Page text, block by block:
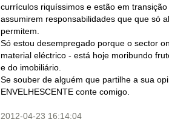
currículos riquíssimos e estão em
assumirem responsabilidades que que só
permitem.
Só estou desempregado porque o sector
material eléctrico - está hoje moribundo
e do imobiliário.
Se souber de alguém que partilhe a sua
ENVELHESCENTE conte comigo.
2012-04-23 16:14:04